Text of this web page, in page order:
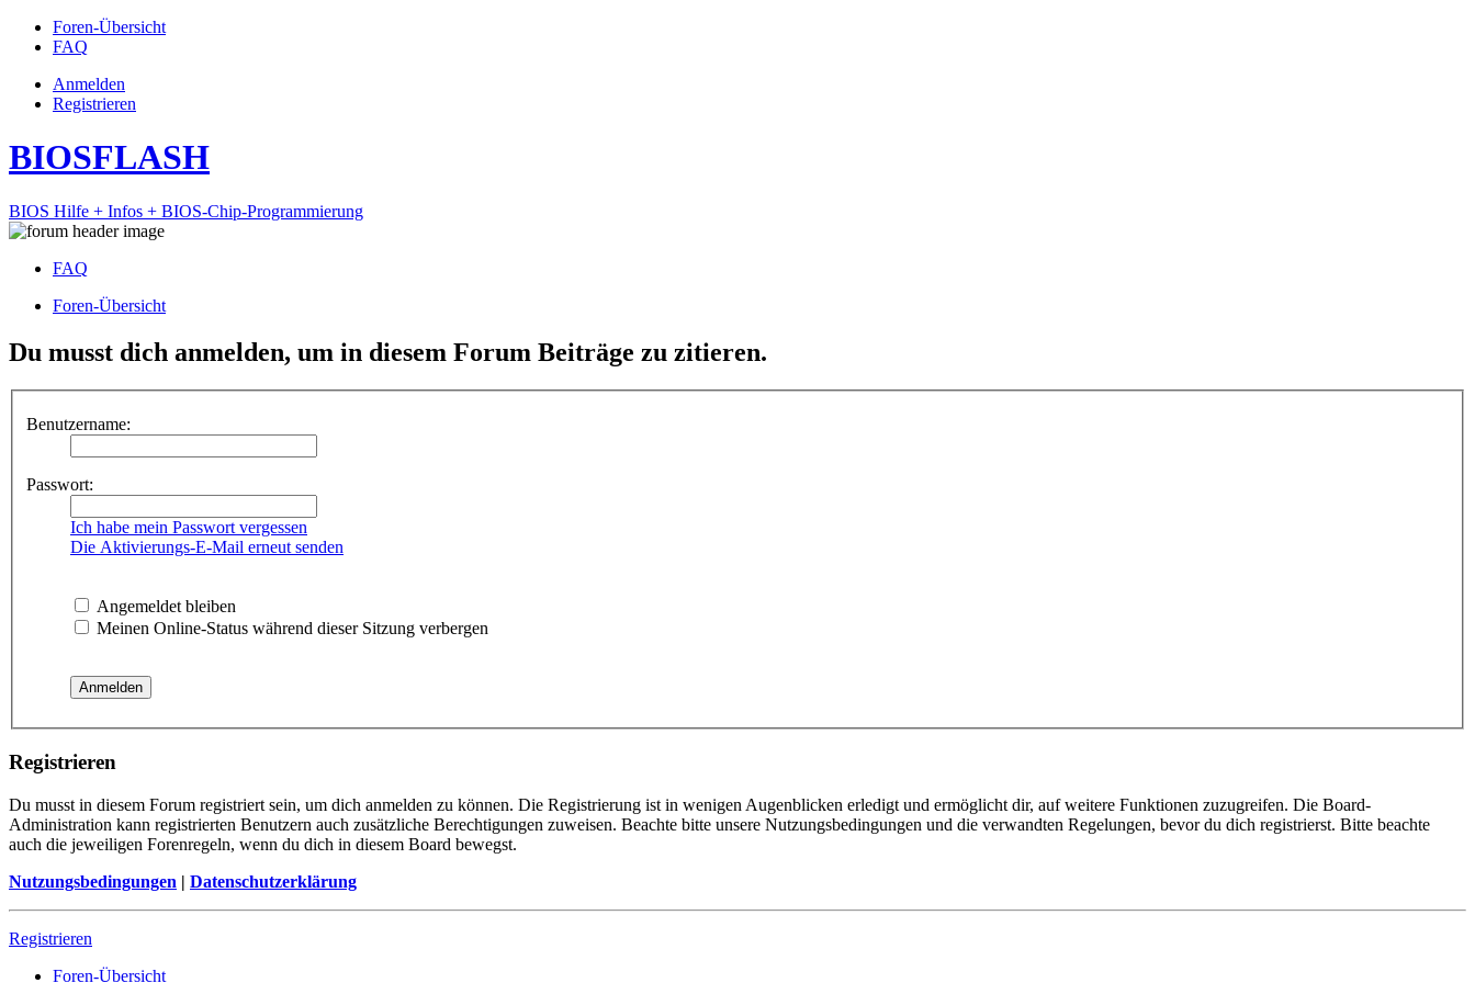
Foren-Übersicht
FAQ
Anmelden
Registrieren
BIOSFLASH
BIOS Hilfe + Infos + BIOS-Chip-Programmierung
FAQ
Foren-Übersicht
Du musst dich anmelden, um in diesem Forum Beiträge zu zitieren.
Benutzername:
Passwort:
Ich habe mein Passwort vergessen
Die Aktivierungs-E-Mail erneut senden
Angemeldet bleiben
Meinen Online-Status während dieser Sitzung verbergen
Registrieren
Du musst in diesem Forum registriert sein, um dich anmelden zu können. Die Registrierung ist in wenigen Augenblicken erledigt und ermöglicht dir, auf weitere Funktionen zuzugreifen. Die Board-
Administration kann registrierten Benutzern auch zusätzliche Berechtigungen zuweisen. Beachte bitte unsere Nutzungsbedingungen und die verwandten Regelungen, bevor du dich registrierst. Bitte beachte
auch die jeweiligen Forenregeln, wenn du dich in diesem Board bewegst.
Nutzungsbedingungen | Datenschutzerklärung
Registrieren
Foren-Übersicht